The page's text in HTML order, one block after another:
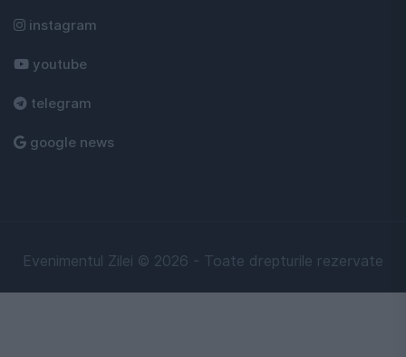
instagram
youtube
telegram
google news
Evenimentul Zilei © 2026 - Toate drepturile rezervate